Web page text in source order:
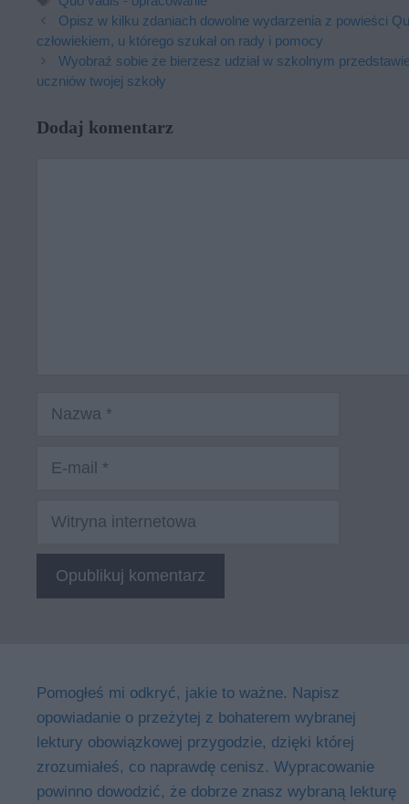
Opisz w kilku zdaniach dowolne wydarzenia z powieści
człowiekiem, u którego szukał on rady i pomocy
Wyobraź sobie że bierzesz udział w szkolnym
uczniów twojej szkoły
Dodaj komentarz
Nazwa
Witryna
Pomogłeś mi odkryć, jakie to ważne. Napisz
opowiadanie o przeżytej z bohaterem wybranej
lektury obowiązkowej przygodzie, dzięki której
zrozumiałeś, co naprawdę cenisz. Wypracowanie
powinno dowodzić, że dobrze znasz wybraną lekturę